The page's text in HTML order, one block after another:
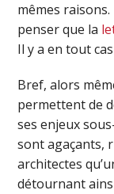
mêmes
penser que la
Il y a en tout
Bref, alors
permettent de
ses enjeux
sont agaçants,
architectes
détournant